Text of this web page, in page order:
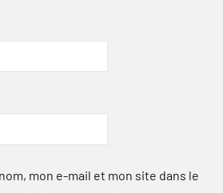
mon e-mail et mon site dans le